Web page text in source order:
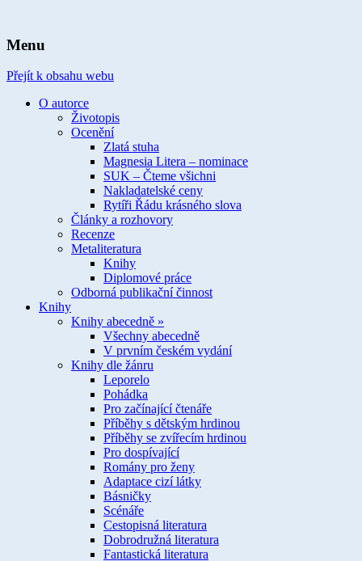
Ivona Březinová
Menu
Přejít k obsahu webu
O autorce
Životopis
Ocenění
Zlatá stuha
Magnesia Litera – nominace
SUK – Čteme všichni
Nakladatelské ceny
Rytíři Řádu krásného slova
Články a rozhovory
Recenze
Metaliteratura
Knihy
Diplomové práce
Odborná publikační činnost
Knihy
Knihy abecedně »
Všechny abecedně
V prvním českém vydání
Knihy dle žánru
Leporelo
Pohádka
Pro začínající čtenáře
Příběhy s dětským hrdinou
Příběhy se zvířecím hrdinou
Pro dospívající
Romány pro ženy
Adaptace cizí látky
Básničky
Scénáře
Cestopisná literatura
Dobrodružná literatura
Fantastická literatura